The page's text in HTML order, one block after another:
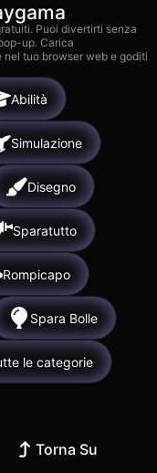
Puoi divertirti senza
up. Carica
tuo browser web e goditi
Abilità
Simulazione
Disegno
Sparatutto
Rompicapo
Spara Bolle
le categorie
Torna Su